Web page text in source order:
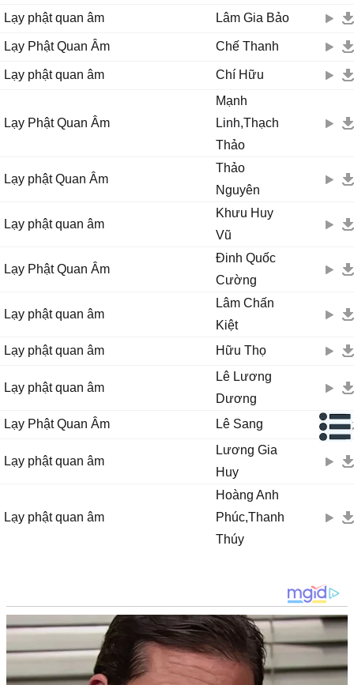
Lạy phật quan âm
Lâm Gia Bảo
Lạy Phật Quan Âm Chế Thanh
Lạy phật quan âm Chí Hữu
Lạy Phật Quan Âm
Mạnh
Linh,Thạch
Thảo
Lạy phật Quan Âm
Thảo
Nguyên
Lạy phật quan âm
Khưu Huy
Vũ
Lạy Phật Quan Âm
Đinh Quốc
Cường
Lạy phật quan âm
Lâm Chấn
Kiệt
Lạy phật quan âm
Hữu Thọ
Lạy phật quan âm
Lê Lương
Dương
Lạy Phật Quan Âm
Lê Sang
Lạy phật quan âm
Lương Gia
Huy
Lạy phật quan âm
Hoàng Anh
Phúc,Thanh
Thúy